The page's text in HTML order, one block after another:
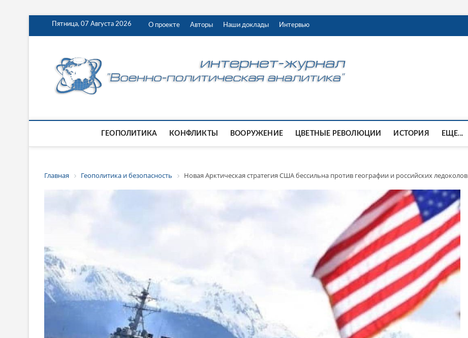
Пятница, 07 Августа 2026 О проекте Авторы Наши доклады Интервью
ГЕОПОЛИТИКА КОНФЛИКТЫ ВООРУЖЕНИЕ ЦВЕТНЫЕ РЕВОЛЮЦИИ ИСТОРИЯ ЕЩЕ...
Главная Геополитика и безопасность Новая Арктическая стратегия США бессильна против географии и российских ледоколов